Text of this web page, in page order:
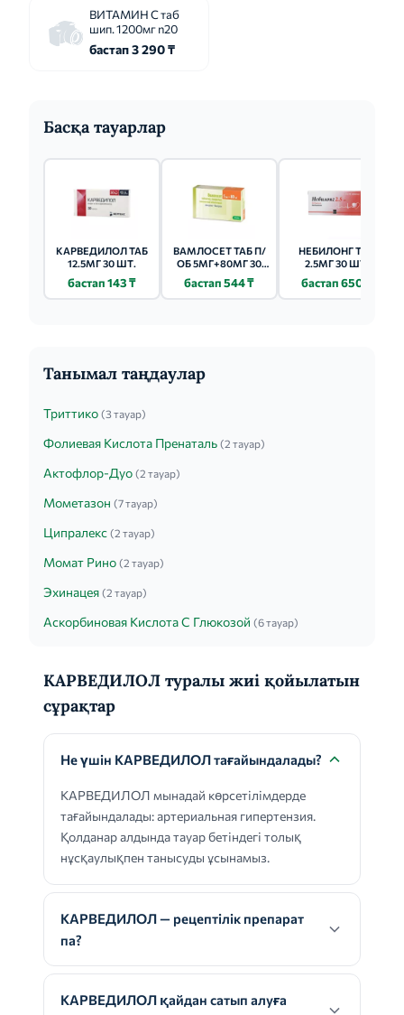
ВИТАМИН С таб
шип. 1200мг n20
бастап 3 290 ₸
Басқа тауарлар
КАРВЕДИЛОЛ ТАБ
12.5МГ 30 ШТ.
бастап 143 ₸
ВАМЛОСЕТ ТАБ П/
ОБ 5МГ+80МГ 30
бастап 544 ₸
НЕБИЛОНГ ТАБ
2.5МГ 30 ШТ.
бастап 650 ₸
Танымал таңдаулар
Триттико (3 тауар)
Фолиевая Кислота Пренаталь (2 тауар)
Актофлор-Дуо (2 тауар)
Мометазон (7 тауар)
Ципралекс (2 тауар)
Момат Рино (2 тауар)
Эхинацея (2 тауар)
Аскорбиновая Кислота С Глюкозой (6 тауар)
КАРВЕДИЛОЛ туралы жиі қойылатын
сұрақтар
Не үшін КАРВЕДИЛОЛ тағайындалады?
КАРВЕДИЛОЛ мынадай көрсетілімдерде
тағайындалады: артериальная гипертензия.
Қолданар алдында тауар бетіндегі толық
нұсқаулықпен танысуды ұсынамыз.
КАРВЕДИЛОЛ — рецептілік препарат
па?
КАРВЕДИЛОЛ қайдан сатып алуға